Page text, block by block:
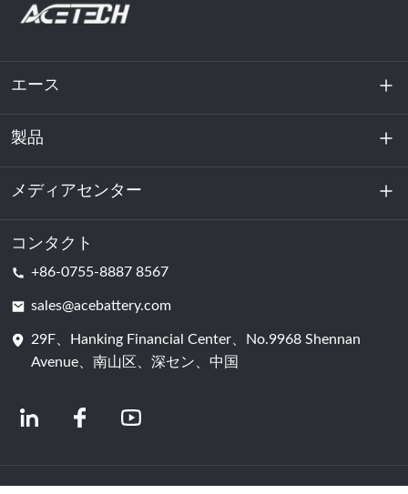
エース
私たちに関しては
持続可能性
製品
エネルギー貯蔵
データセンターおよびサーバー室
バッテリーセル
メディアセンター
ニュース
コンタクト
+86-0755-8887 8567
sales@acebattery.com
29F、Hanking Financial Center、No.9968 Shennan
Avenue、南山区、深セン、中国